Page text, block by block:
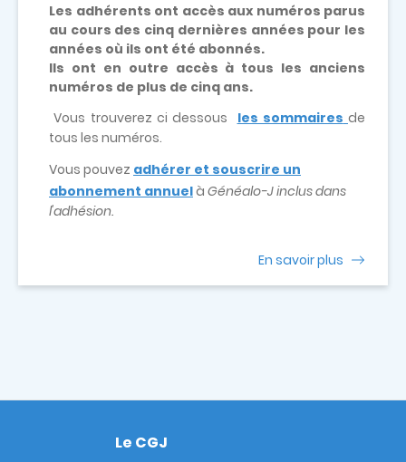
Les adhérents ont accès aux numéros parus
au cours des cinq dernières années pour les
années où ils ont été abonnés.
Ils ont en outre accès à tous les anciens
numéros de plus de cinq ans.
Vous trouverez ci dessous les sommaires de
tous les numéros.
Vous pouvez adhérer et souscrire un
abonnement annuelà Généalo-J inclus dans
l'adhésion.
En savoir plus
Footer
Le CGJ